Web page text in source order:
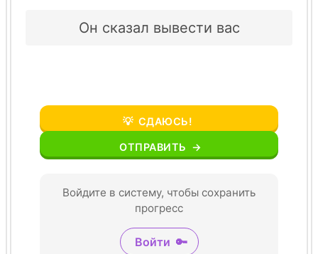
Он сказал вывести вас
💡 СДАЮСЬ!
ОТПРАВИТЬ →
Войдите в систему, чтобы сохранить
прогресс
Войти 🔑